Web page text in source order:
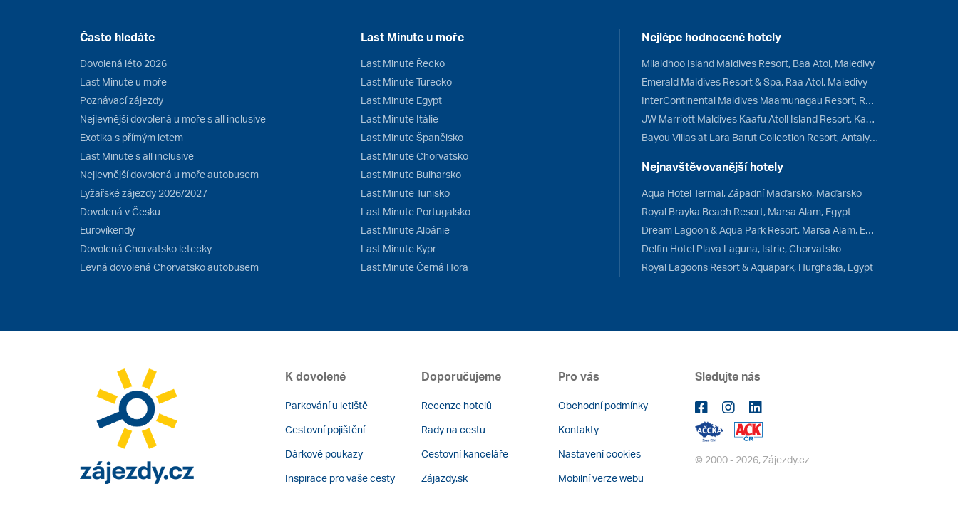
Často hledáte
Dovolená léto 2026
Last Minute u moře
Poznávací zájezdy
Nejlevnější dovolená u moře s all inclusive
Exotika s přímým letem
Last Minute s all inclusive
Nejlevnější dovolená u moře autobusem
Lyžařské zájezdy 2026/2027
Dovolená v Česku
Eurovíkendy
Dovolená Chorvatsko letecky
Levná dovolená Chorvatsko autobusem
Last Minute u moře
Last Minute Řecko
Last Minute Turecko
Last Minute Egypt
Last Minute Itálie
Last Minute Španělsko
Last Minute Chorvatsko
Last Minute Bulharsko
Last Minute Tunisko
Last Minute Portugalsko
Last Minute Albánie
Last Minute Kypr
Last Minute Černá Hora
Nejlépe hodnocené hotely
Milaidhoo Island Maldives Resort, Baa Atol, Maledivy
Emerald Maldives Resort & Spa, Raa Atol, Maledivy
InterContinental Maldives Maamunagau Resort, Raa Atol, Maledivy
JW Marriott Maldives Kaafu Atoll Island Resort, Kaafu Atol, Maledivy
Bayou Villas at Lara Barut Collection Resort, Antalya, Turecko
Nejnavštěvovanější hotely
Aqua Hotel Termal, Západní Maďarsko, Maďarsko
Royal Brayka Beach Resort, Marsa Alam, Egypt
Dream Lagoon & Aqua Park Resort, Marsa Alam, Egypt
Delfin Hotel Plava Laguna, Istrie, Chorvatsko
Royal Lagoons Resort & Aquapark, Hurghada, Egypt
K dovolené
Parkování u letiště
Cestovní pojištění
Dárkové poukazy
Inspirace pro vaše cesty
Doporučujeme
Recenze hotelů
Rady na cestu
Cestovní kanceláře
Zájazdy.sk
Pro vás
Obchodní podmínky
Kontakty
Nastavení cookies
Mobilní verze webu
Sledujte nás
© 2000 - 2026, Zájezdy.cz